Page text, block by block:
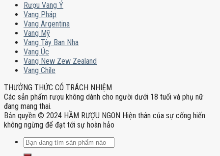
Rượu Vang Ý
Vang Pháp
Vang Argentina
Vang Mỹ
Vang Tây Ban Nha
Vang Úc
Vang New Zew Zealand
Vang Chile
THƯỞNG THỨC CÓ TRÁCH NHIỆM
Các sản phẩm rượu không dành cho người dưới 18 tuổi và phụ nữ
đang mang thai.
Bản quyền © 2024 HẦM RƯỢU NGON Hiện thân của sự cống hiến
không ngừng để đạt tới sự hoàn hảo
Tìm